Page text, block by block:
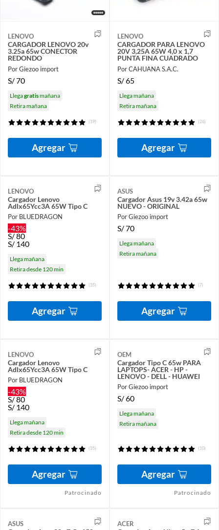
LENOVO
CARGADOR LENOVO 20v
3.25a 65w CONECTOR
REDONDO
Por Giezoo import
S/70
Llegagratismañana
Retira mañana
(19)
Agregar
LENOVO
CARGADOR PARA LENOVO
20V 3,25A 65W 4,0 x 1,7
PUNTA FINA CUADRADO
Por CAHUANA S.A.C.
S/65
Llega mañana
Retira mañana
(26)
Agregar
LENOVO
Cargador Lenovo
Adlx65Ycc3A 65W Tipo C
Por BLUEDRAGON
-43%
S/80
S/ 140
Llega mañana
Retira desde 120 min
(35)
Agregar
ASUS
Cargador Asus 19v 3.42a 65w
NUEVO - ORIGINAL
Por Giezoo import
S/70
Llega mañana
Retira mañana
(7)
Agregar
LENOVO
Cargador Lenovo
Adlx65Ycc3A 65W Tipo C
Por BLUEDRAGON
-43%
S/80
S/ 140
Llega mañana
Retira desde 120 min
(35)
Agregar
Patrocinado
OEM
Cargador Tipo C 65w PARA
LAPTOPS- ACER - HP -
LENOVO - DELL - HUAWEI
Por Giezoo import
S/60
Llega mañana
Retira mañana
(10)
Agregar
Patrocinado
ASUS ACER